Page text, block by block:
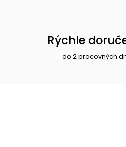
Rýchle
do 2 pracovných